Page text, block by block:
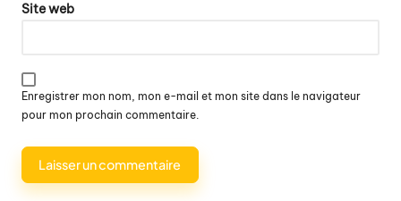
Site web
Enregistrer mon nom, mon e-mail et mon site dans le navigateur
pour mon prochain commentaire.